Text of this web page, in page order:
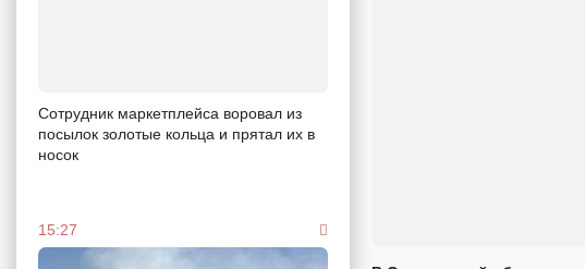
Сотрудник маркетплейса воровал из
посылок золотые кольца и прятал их в
носок
15:27